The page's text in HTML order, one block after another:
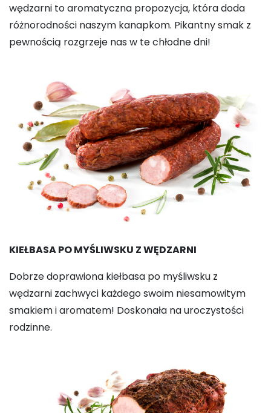
wędzarni to aromatyczna propozycja, która doda
różnorodności naszym kanapkom. Pikantny smak z
pewnością rozgrzeje nas w te chłodne dni!
KIEŁBASA PO MYŚLIWSKU Z WĘDZARNI
Dobrze doprawiona kiełbasa po myśliwsku z
wędzarni zachwyci każdego swoim niesamowitym
smakiem i aromatem! Doskonała na uroczystości
rodzinne.